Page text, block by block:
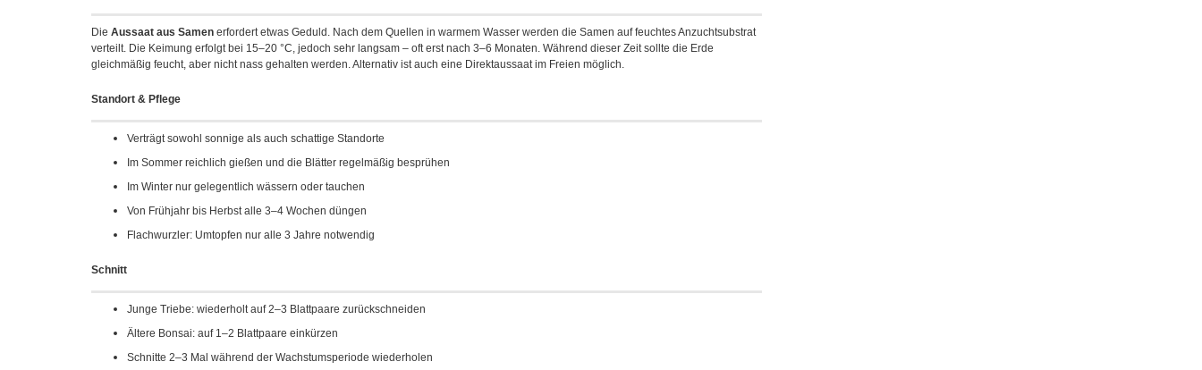
Die Aussaat aus Samen erfordert etwas Geduld. Nach dem Quellen in warmem Wasser werden die Samen auf feuchtes Anzuchtsubstrat
verteilt. Die Keimung erfolgt bei 15–20 °C, jedoch sehr langsam – oft erst nach 3–6 Monaten. Während dieser Zeit sollte die Erde
gleichmäßig feucht, aber nicht nass gehalten werden. Alternativ ist auch eine Direktaussaat im Freien möglich.
Standort & Pflege
Verträgt sowohl sonnige als auch schattige Standorte
Im Sommer reichlich gießen und die Blätter regelmäßig besprühen
Im Winter nur gelegentlich wässern oder tauchen
Von Frühjahr bis Herbst alle 3–4 Wochen düngen
Flachwurzler: Umtopfen nur alle 3 Jahre notwendig
Schnitt
Junge Triebe: wiederholt auf 2–3 Blattpaare zurückschneiden
Ältere Bonsai: auf 1–2 Blattpaare einkürzen
Schnitte 2–3 Mal während der Wachstumsperiode wiederholen